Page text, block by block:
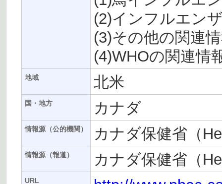
(2)インフルエン
(3)その他の関連
(4)WHOの関連情
地域 北米
国・地方 カナダ
情報源（公的機関） カナダ保健省（
情報源（報道） カナダ保健省（
URL